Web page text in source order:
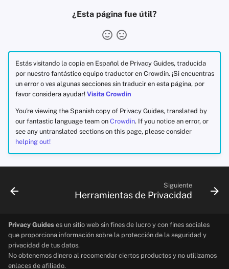
¿Esta página fue útil?
Estás visitando la copia en Español de Privacy Guides, traducida
por nuestro fantástico equipo traductor en Crowdin. ¡Si encuentras
un error o ves algunas secciones sin traducir en esta página, por
favor considera ayudar! Visita Crowdin
You're viewing the Spanish copy of Privacy Guides, translated by
our fantastic language team on Crowdin. If you notice an error, or
see any untranslated sections on this page, please consider
helping out!
Siguiente
Herramientas de Privacidad
Privacy Guides es un sitio web sin fines de lucro y con fines sociales
que proporciona información sobre la protección de la seguridad y
privacidad de tus datos.
No obtenemos dinero al recomendar ciertos productos y no utilizamos
enlaces de afiliado.